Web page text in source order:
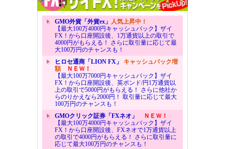
GMO外貨「外貨ex」 人気上昇中！
【最大100万4000円キャッシュバック】ザイ
FX！から口座開設後、1万通貨以上の取引で
4000円がもらえる！ さらに取引量に応じて最
大100万円のチャンスも！
ヒロセ通商「LION FX」 キャッシュバック増
額ＮＥＷ！
【最大100万7000円キャッシュバック】ザイ
FX！から口座開設後、英ポンド/円1万通貨以
上の取引で5000円がもらえる！ さらに他社か
らのりかえなら2000円！ 取引量に応じて最大
100万円のチャンスも！
GMOクリック証券「FXネオ」
ＮＥＷ！
【最大100万4000円キャッシュバック】ザイ
FX！から口座開設後、FXネオで1万通貨以上
の取引で4000円がもらえる！ さらに取引量に
応じて最大100万円のチャンスも！